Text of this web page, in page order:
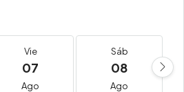
Vie
07
Ago
Sáb
08
Ago